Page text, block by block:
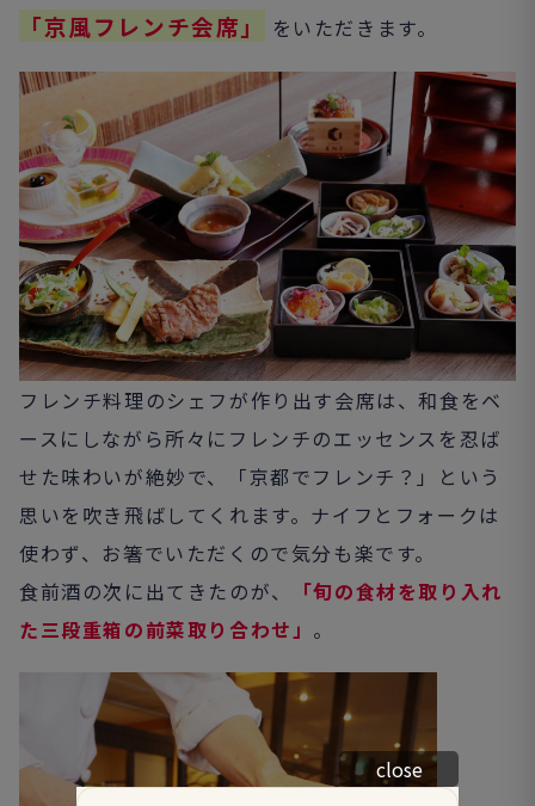
「京風フレンチ会席」 をいただきます。
フレンチ料理のシェフが作り出す会席は、和食をベ
ースにしながら所々にフレンチのエッセンスを忍ば
せた味わいが絶妙で、「京都でフレンチ？」という
思いを吹き飛ばしてくれます。ナイフとフォークは
使わず、お箸でいただくので気分も楽です。
食前酒の次に出てきたのが、
「旬の食材を取り入れ
た三段重箱の前菜取り合わせ」 。
close